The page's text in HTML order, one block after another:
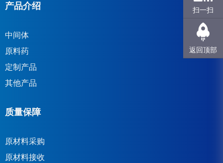
产品介绍
中间体
原料药
定制产品
其他产品
质量保障
原材料采购
原材料接收
扫一扫
返回顶部